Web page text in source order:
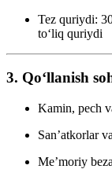
Tez quriydi:
to‘liq quriydi
3. Qo‘llanish
Kamin, pech
San’atkorlar
Me’moriy